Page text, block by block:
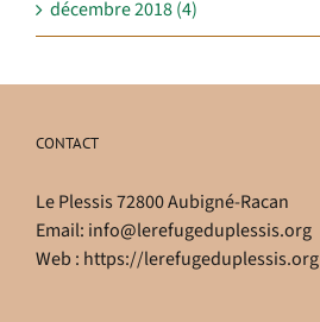
décembre 2018 (4)
CONTACT
Le Plessis 72800 Aubigné-Racan
Email: info@lerefugeduplessis.org
Web : https://lerefugeduplessis.org